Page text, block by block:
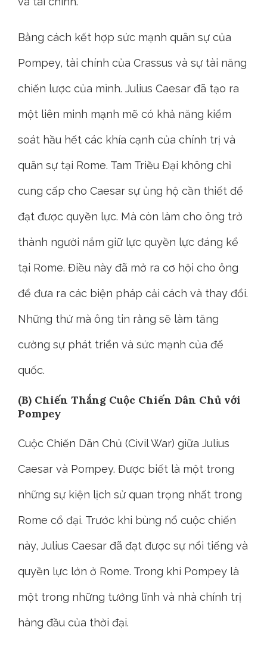
Bằng cách kết hợp sức mạnh quân sự của
Pompey, tài chính của Crassus và sự tài năng
chiến lược của mình. Julius Caesar đã tạo ra
một liên minh mạnh mẽ có khả năng kiểm
soát hầu hết các khía cạnh của chính trị và
quân sự tại Rome. Tam Triều Đại không chỉ
cung cấp cho Caesar sự ủng hộ cần thiết để
đạt được quyền lực. Mà còn làm cho ông trở
thành người nắm giữ lực quyền lực đáng kể
tại Rome. Điều này đã mở ra cơ hội cho ông
để đưa ra các biện pháp cải cách và thay đổi.
Những thứ mà ông tin rằng sẽ làm tăng
cường sự phát triển và sức mạnh của đế
quốc.
(B) Chiến Thắng Cuộc Chiến Dân Chủ với
Pompey
Cuộc Chiến Dân Chủ (Civil War) giữa Julius
Caesar và Pompey. Được biết là một trong
những sự kiện lịch sử quan trọng nhất trong
Rome cổ đại. Trước khi bùng nổ cuộc chiến
này, Julius Caesar đã đạt được sự nổi tiếng và
quyền lực lớn ở Rome. Trong khi Pompey là
một trong những tướng lĩnh và nhà chính trị
hàng đầu của thời đại.